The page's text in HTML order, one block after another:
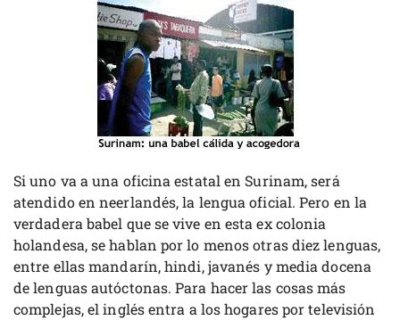
Si uno va a una oficina estatal en Surinam, será
atendido en neerlandés, la lengua oficial. Pero en la
verdadera babel que se vive en esta ex colonia
holandesa, se hablan por lo menos otras diez lenguas,
entre ellas mandarín, hindi, javanés y media docena
de lenguas autóctonas. Para hacer las cosas más
complejas, el inglés entra a los hogares por televisión